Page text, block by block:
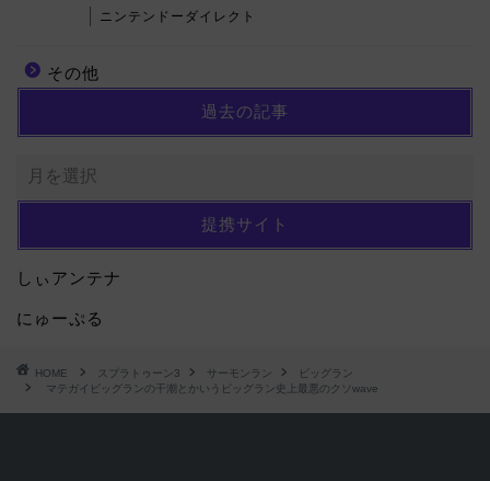
ニンテンドーダイレクト
その他
過去の記事
提携サイト
しぃアンテナ
にゅーぷる
HOME スプラトゥーン3 サーモンラン
ビッグラン
マテガイビッグランの干潮とかいうビッグラン史上最悪のクソwave